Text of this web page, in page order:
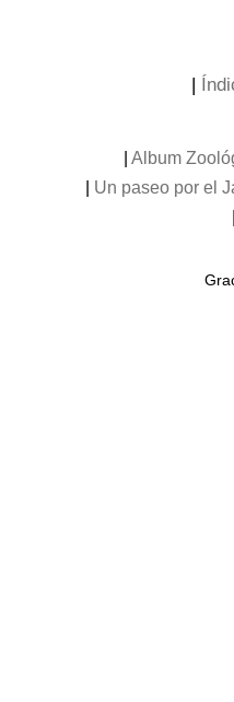
|
Album
Un paseo por el